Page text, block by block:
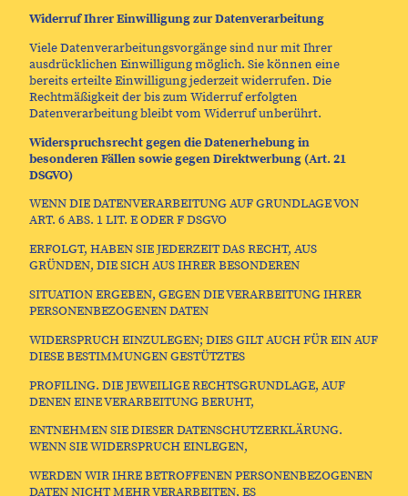
Widerruf Ihrer Einwilligung zur Datenverarbeitung
Viele Datenverarbeitungsvorgänge sind nur mit Ihrer
ausdrücklichen Einwilligung möglich. Sie können eine
bereits erteilte Einwilligung jederzeit widerrufen. Die
Rechtmäßigkeit der bis zum Widerruf erfolgten
Datenverarbeitung bleibt vom Widerruf unberührt.
Widerspruchsrecht gegen die Datenerhebung in
besonderen Fällen sowie gegen Direktwerbung (Art. 21
DSGVO)
WENN DIE DATENVERARBEITUNG AUF GRUNDLAGE VON
ART. 6 ABS. 1 LIT. E ODER F DSGVO
ERFOLGT, HABEN SIE JEDERZEIT DAS RECHT, AUS
GRÜNDEN, DIE SICH AUS IHRER BESONDEREN
SITUATION ERGEBEN, GEGEN DIE VERARBEITUNG IHRER
PERSONENBEZOGENEN DATEN
WIDERSPRUCH EINZULEGEN; DIES GILT AUCH FÜR EIN AUF
DIESE BESTIMMUNGEN GESTÜTZTES
PROFILING. DIE JEWEILIGE RECHTSGRUNDLAGE, AUF
DENEN EINE VERARBEITUNG BERUHT,
ENTNEHMEN SIE DIESER DATENSCHUTZERKLÄRUNG.
WENN SIE WIDERSPRUCH EINLEGEN,
WERDEN WIR IHRE BETROFFENEN PERSONENBEZOGENEN
DATEN NICHT MEHR VERARBEITEN, ES